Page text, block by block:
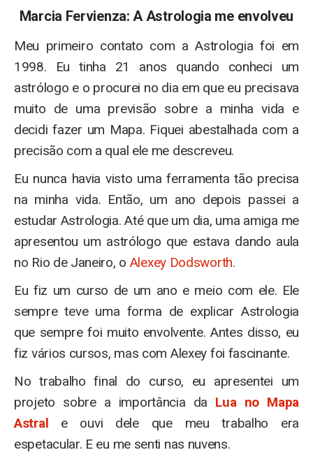
Marcia Fervienza: A Astrologia me envolveu
Meu primeiro contato com a Astrologia foi em
1998. Eu tinha 21 anos quando conheci um
astrólogo e o procurei no dia em que eu precisava
muito de uma previsão sobre a minha vida e
decidi fazer um Mapa. Fiquei abestalhada com a
precisão com a qual ele me descreveu.
Eu nunca havia visto uma ferramenta tão precisa
na minha vida. Então, um ano depois passei a
estudar Astrologia. Até que um dia, uma amiga me
apresentou um astrólogo que estava dando aula
no Rio de Janeiro, o Alexey Dodsworth.
Eu fiz um curso de um ano e meio com ele. Ele
sempre teve uma forma de explicar Astrologia
que sempre foi muito envolvente. Antes disso, eu
fiz vários cursos, mas com Alexey foi fascinante.
No trabalho final do curso, eu apresentei um
projeto sobre a importância da Lua no Mapa
Astral e ouvi dele que meu trabalho era
espetacular. E eu me senti nas nuvens.